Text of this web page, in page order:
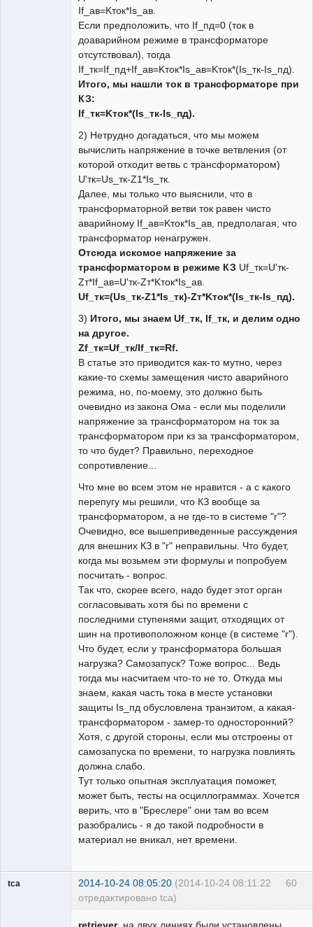
If_ав=Kток*Is_ав.
Если предположить, что If_пд=0 (ток в
доаварийном режиме в трансформаторе
отсутствовал), тогда
If_тк=If_пд+If_ав=Kток*Is_ав=Kток*(Is_тк-Is_пд).
Итого, мы нашли ток в трансформаторе при
КЗ:
If_тк=Kток*(Is_тк-Is_пд).
2) Нетрудно догадаться, что мы можем
вычислить напряжение в точке ветвления (от
которой отходит ветвь с трансформатором)
U'тк=Us_тк-Z1*Is_тк.
Далее, мы только что выяснили, что в
трансформаторной ветви ток равен чисто
аварийному If_ав=Kток*Is_ав, предполагая, что
трансформатор ненагружен.
Отсюда искомое напряжение за
трансформатором в режиме КЗ Uf_тк=U'тк-
Zт*If_ав=U'тк-Zт*Kток*Is_ав.
Uf_тк=(Us_тк-Z1*Is_тк)-Zт*Kток*(Is_тк-Is_пд).
3) Итого, мы знаем Uf_тк, If_тк, и делим одно
на другое.
Zf_тк=Uf_тк/If_тк=Rf.
В статье это приводится как-то мутно, через
какие-то схемы замещения чисто аварийного
режима, но, по-моему, это должно быть
очевидно из закона Ома - если мы поделили
напряжение за трансформатором на ток за
трансформатором при кз за трансформатором,
то что будет? Правильно, переходное
сопротивление...
Что мне во всем этом не нравится - а с какого
перепугу мы решили, что КЗ вообще за
трансформатором, а не где-то в системе "r"?
Очевидно, все вышеприведенные рассуждения
для внешних КЗ в "r" неправильны. Что будет,
когда мы возьмем эти формулы и попробуем
посчитать - вопрос.
Так что, скорее всего, надо будет этот орган
согласовывать хотя бы по времени с
последними ступенями защит, отходящих от
шин на противоположном конце (в системе "r").
Что будет, если у трансформатора большая
нагрузка? Самозапуск? Тоже вопрос... Ведь
тогда мы насчитаем что-то не то. Откуда мы
знаем, какая часть тока в месте установки
защиты Is_пд обусловлена транзитом, а какая-
трансформатором - замер-то односторонний?
Хотя, с другой стороны, если мы отстроены от
самозапуска по времени, то нагрузка повлиять
должна слабо.
Тут только опытная эксплуатация поможет,
может быть, тесты на осциллограммах. Хочется
верить, что в "Бреслере" они там во всем
разобрались - я до такой подробности в
материал не вникал, нет времени.
60
tca 2014-10-24 08:05:20 (2014-10-24 08:11:22
отредактировано tca)